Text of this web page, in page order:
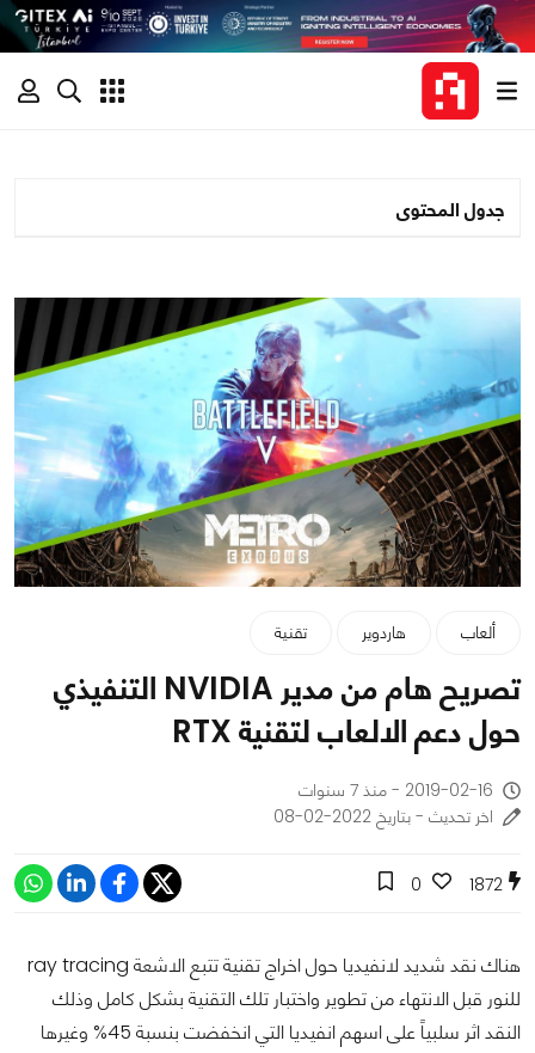
جدول المحتوى
ألعاب هاردوير تقنية
تصريح هام من مدير NVIDIA التنفيذي
حول دعم الالعاب لتقنية RTX
2019-02-16 - منذ 7 سنوات
اخر تحديث - بتاريخ 2022-02-08
1872
0
هناك نقد شديد لانفيديا حول اخراج تقنية تتبع الاشعة ray tracing
للنور قبل الانتهاء من تطوير واختبار تلك التقنية بشكل كامل وذلك
النقد اثر سلبياً على اسهم انفيديا التي انخفضت بنسبة 45% وغيرها